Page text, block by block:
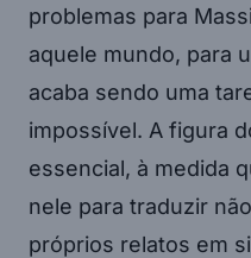
problemas para
aquele mundo, para
acaba sendo uma
impossível. A figura
essencial, à medida
nele para traduzir
próprios relatos em